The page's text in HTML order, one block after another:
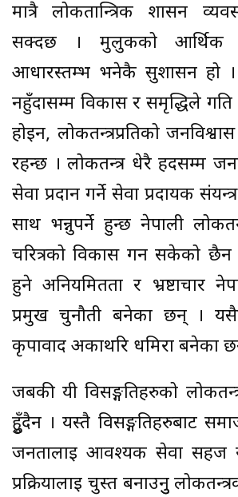
मात्रै लोकतान्त्रिक शासन
सक्दछ । मुलुकको आर्थिक
आधारस्तम्भ भनेकै सुशासन हो
नहुँदासम्म विकास र समृद्धिले
होइन, लोकतन्त्रप्रतिको
रहन्छ । लोकतन्त्र धेरै हदसम्म
सेवा प्रदान गर्ने सेवा प्रदायक
साथ भन्नुपर्ने हुन्छ नेपाली
चरित्रको विकास गर्न सकेको छैन
हुने अनियमितता र भ्रष्टाचार
प्रमुख चुनौती बनेका छन् ।
कृपावाद अर्काथरि धमिरा बनेका
जबकी यी विसङ्गतिहरुको
हुुँदैन । यस्तै विसङ्गतिहरुबाट
जनतालाई आवश्यक सेवा सहज
प्रक्रियालाई चुस्त बनाउनुु